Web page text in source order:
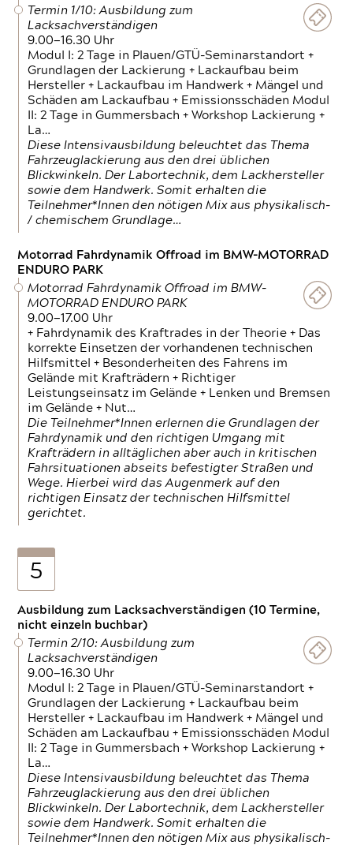
Termin 1/10: Ausbildung zum
Lacksachverständigen
9.00—16.30 Uhr
Modul I: 2 Tage in Plauen/GTÜ-Seminarstandort +
Grundlagen der Lackierung + Lackaufbau beim
Hersteller + Lackaufbau im Handwerk + Mängel und
Schäden am Lackaufbau + Emissionsschäden Modul
II: 2 Tage in Gummersbach + Workshop Lackierung +
La…
Diese Intensivausbildung beleuchtet das Thema
Fahrzeuglackierung aus den drei üblichen
Blickwinkeln. Der Labortechnik, dem Lackhersteller
sowie dem Handwerk. Somit erhalten die
Teilnehmer*Innen den nötigen Mix aus physikalisch-
/ chemischem Grundlage…
Motorrad Fahrdynamik Offroad im BMW-MOTORRAD
ENDURO PARK
Motorrad Fahrdynamik Offroad im BMW-
MOTORRAD ENDURO PARK
9.00—17.00 Uhr
+ Fahrdynamik des Kraftrades in der Theorie + Das
korrekte Einsetzen der vorhandenen technischen
Hilfsmittel + Besonderheiten des Fahrens im
Gelände mit Krafträdern + Richtiger
Leistungseinsatz im Gelände + Lenken und Bremsen
im Gelände + Nut…
Die Teilnehmer*Innen erlernen die Grundlagen der
Fahrdynamik und den richtigen Umgang mit
Krafträdern in alltäglichen aber auch in kritischen
Fahrsituationen abseits befestigter Straßen und
Wege. Hierbei wird das Augenmerk auf den
richtigen Einsatz der technischen Hilfsmittel
gerichtet.
5
Ausbildung zum Lacksachverständigen (10 Termine,
nicht einzeln buchbar)
Termin 2/10: Ausbildung zum
Lacksachverständigen
9.00—16.30 Uhr
Modul I: 2 Tage in Plauen/GTÜ-Seminarstandort +
Grundlagen der Lackierung + Lackaufbau beim
Hersteller + Lackaufbau im Handwerk + Mängel und
Schäden am Lackaufbau + Emissionsschäden Modul
II: 2 Tage in Gummersbach + Workshop Lackierung +
La…
Diese Intensivausbildung beleuchtet das Thema
Fahrzeuglackierung aus den drei üblichen
Blickwinkeln. Der Labortechnik, dem Lackhersteller
sowie dem Handwerk. Somit erhalten die
Teilnehmer*Innen den nötigen Mix aus physikalisch-